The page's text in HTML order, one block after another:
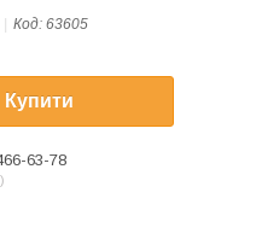
Код: 63605
Купити
63-78